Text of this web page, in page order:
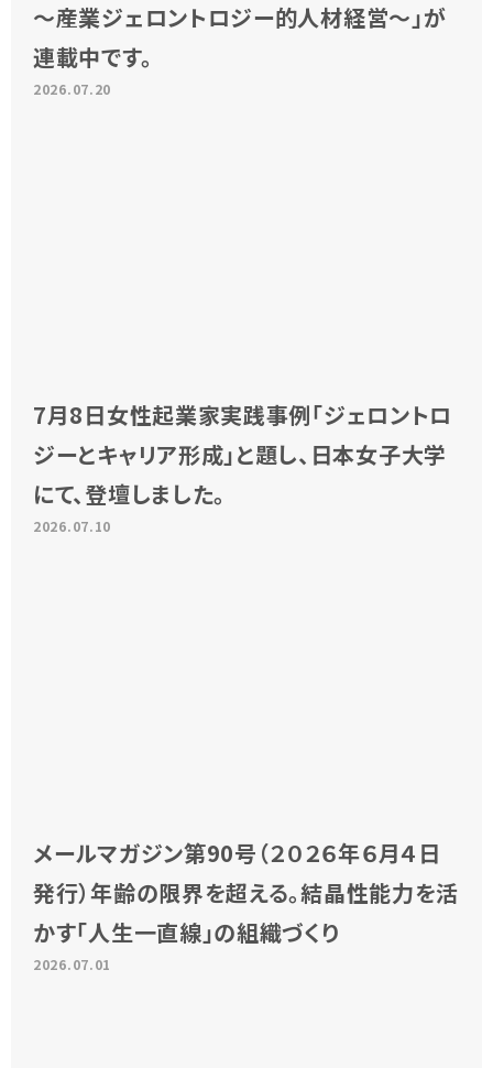
～産業ジェロントロジー的人材経営～」が
連載中です。
2026.07.20
7月8日女性起業家実践事例「ジェロントロ
ジーとキャリア形成」と題し、日本女子大学
にて、登壇しました。
2026.07.10
メールマガジン第90号（２０２６年６月４日
発行）年齢の限界を超える。結晶性能力を活
かす「人生一直線」の組織づくり
2026.07.01